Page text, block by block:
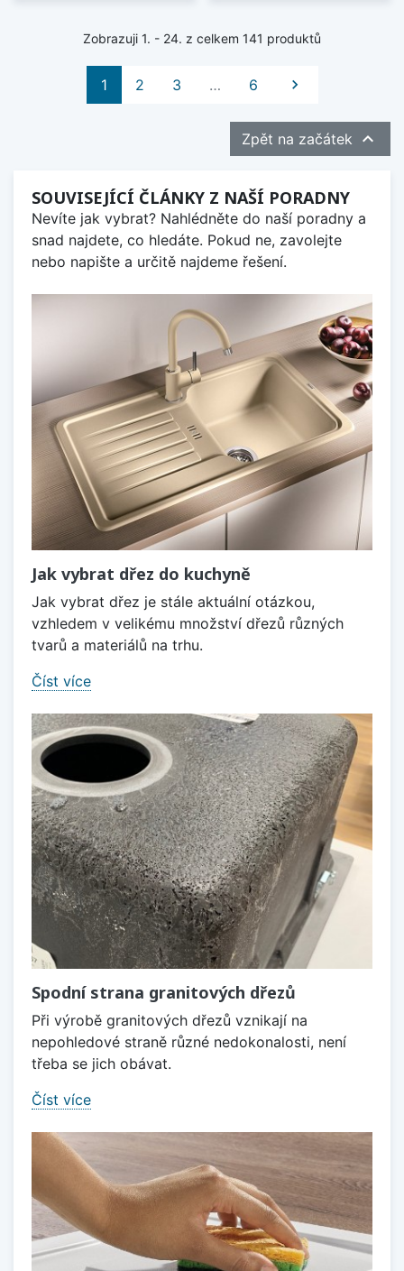
Zobrazuji 1. - 24. z celkem 141 produktů
1 2 3 … 6 Další

Zpět na začátek 
SOUVISEJÍCÍ ČLÁNKY Z NAŠÍ PORADNY
Nevíte jak vybrat? Nahlédněte do naší poradny a
snad najdete, co hledáte. Pokud ne, zavolejte
nebo napište a určitě najdeme řešení.
Jak vybrat dřez do kuchyně
Jak vybrat dřez je stále aktuální otázkou,
vzhledem v velikému množství dřezů různých
tvarů a materiálů na trhu.
Číst více
Spodní strana granitových dřezů
Při výrobě granitových dřezů vznikají na
nepohledové straně různé nedokonalosti, není
třeba se jich obávat.
Číst více